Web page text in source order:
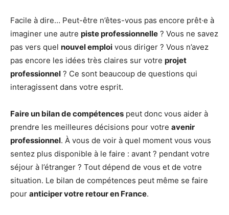
Facile à dire… Peut-être n’êtes-vous pas encore prêt·e à
imaginer une autre piste professionnelle ? Vous ne savez
pas vers quel nouvel emploi vous diriger ? Vous n’avez
pas encore les idées très claires sur votre projet
professionnel ? Ce sont beaucoup de questions qui
interagissent dans votre esprit.
Faire un bilan de compétences peut donc vous aider à
prendre les meilleures décisions pour votre avenir
professionnel. À vous de voir à quel moment vous vous
sentez plus disponible à le faire : avant ? pendant votre
séjour à l’étranger ? Tout dépend de vous et de votre
situation. Le bilan de compétences peut même se faire
pour anticiper votre retour en France.